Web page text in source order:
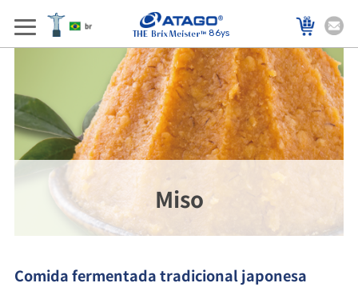
86ys
Miso
Comida fermentada tradicional japonesa